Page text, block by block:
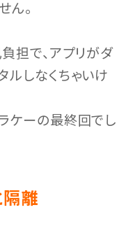
ん。
担で、アプリがダ
ルしなくちゃいけ
ケーの最終回でし
隔離